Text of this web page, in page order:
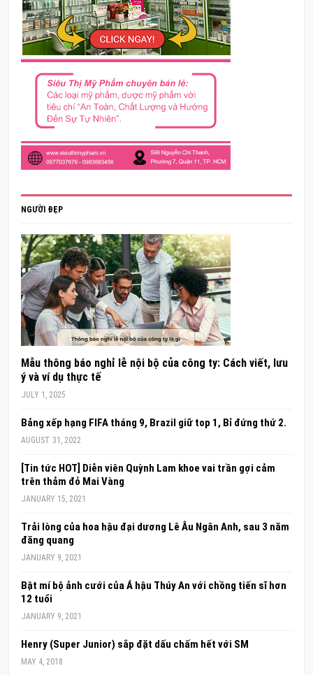
NGƯỜI ĐẸP
Mẫu thông báo nghỉ lễ nội bộ của công ty: Cách viết, lưu
ý và ví dụ thực tế
JULY 1, 2025
Bảng xếp hạng FIFA tháng 9, Brazil giữ top 1, Bỉ đứng thứ 2.
AUGUST 31, 2022
[Tin tức HOT] Diễn viên Quỳnh Lam khoe vai trần gợi cảm
trên thảm đỏ Mai Vàng
JANUARY 15, 2021
Trải lòng của hoa hậu đại dương Lê Âu Ngân Anh, sau 3 năm
đăng quang
JANUARY 9, 2021
Bật mí bộ ảnh cưới của Á hậu Thúy An với chồng tiến sĩ hơn
12 tuổi
JANUARY 9, 2021
Henry (Super Junior) sắp đặt dấu chấm hết với SM
MAY 4, 2018